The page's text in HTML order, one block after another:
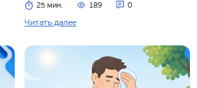
25 мин. 189 0
Читать далее